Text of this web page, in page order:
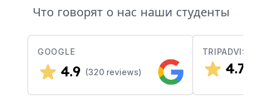
Что говорят о нас наши студенты
GOOGLE
4.9 (320 reviews)
TRIPADVISOR
4.7